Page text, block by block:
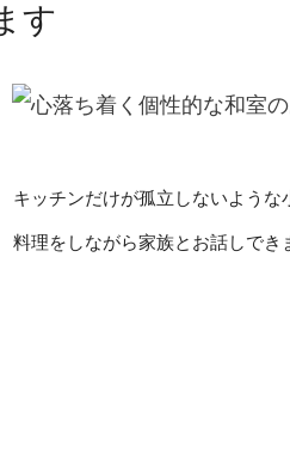
す
キッチンだけが孤立しないような
料理をしながら家族とお話しでき